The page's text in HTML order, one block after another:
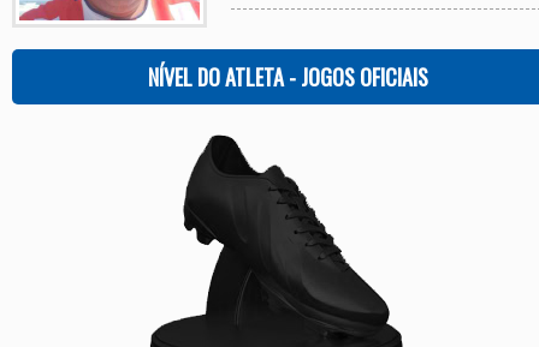
NÍVEL DO ATLETA - JOGOS OFICIAIS